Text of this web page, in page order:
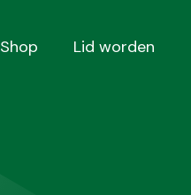
Shop Lid worden